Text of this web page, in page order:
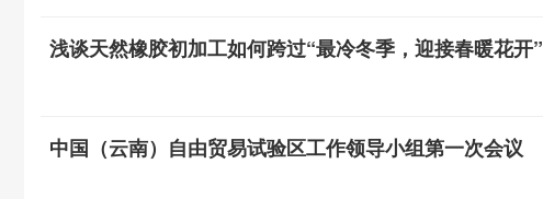
浅谈天然橡胶初加工如何跨过“最冷冬季，迎接春暖花开”
中国（云南）自由贸易试验区工作领导小组第一次会议